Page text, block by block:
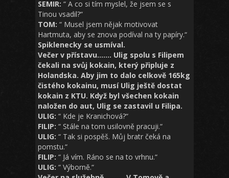
SEMIR: “ A co si tím myslel, že jsem se s
Tinou vsadil?“
TOM: “ Musel jsem nějak motivovat
Hartmuta, aby se znova podíval na ty papíry.“
Spiklenecky se usmíval.
Večer v přístavu……. Ulig spolu s Filipem
čekali na svůj kokain, který připluje z
Holandska. Aby jim to dalo celkově 165kg
čistého kokainu, musí Ulig ještě dostat
kokain z KTU. Když byl všechen kokain
naložen do aut, Ulig se zastavil u Filipa.
ULIG: “ Kde je Kranichová?“
FILIP: “ Stále na tom usilovně pracuji.“
ULIG: “ Tak si pospěš. Můj bratr čeká na
pomstu.“
FILIP: “ Já vím. Ráno se na to vrhnu.“
ULIG: “ Výborně.“